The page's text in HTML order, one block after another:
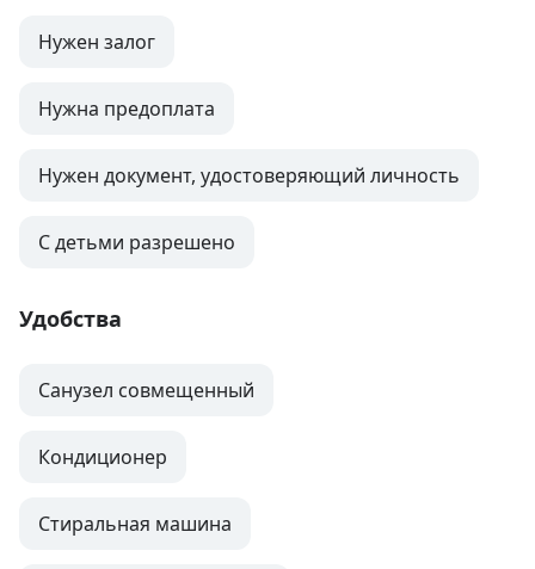
Нужен залог
Нужна предоплата
Нужен документ, удостоверяющий личность
С детьми разрешено
Удобства
Санузел совмещенный
Кондиционер
Стиральная машина